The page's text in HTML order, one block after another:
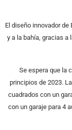
El diseño innovador
y a la bahía, gracias
Se espera que la
principios de 2023.
cuadrados con un
con un garaje para 4